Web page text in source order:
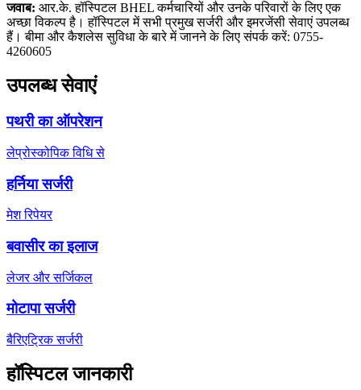
जवाब: आर.के. हॉस्पिटल BHEL कर्मचारियों और उनके परिवारों के लिए एक
अच्छा विकल्प है। हॉस्पिटल में सभी प्रमुख सर्जरी और इमरजेंसी सेवाएं उपलब्ध
हैं। बीमा और कैशलेस सुविधा के बारे में जानने के लिए संपर्क करें: 0755-
4260605
उपलब्ध सेवाएं
पथरी का ऑपरेशन
लेप्रोस्कोपिक विधि से
हर्निया सर्जरी
मेश रिपेयर
बवासीर का इलाज
लेजर और सर्जिकल
मोटापा सर्जरी
बैरिएट्रिक सर्जरी
हॉस्पिटल जानकारी